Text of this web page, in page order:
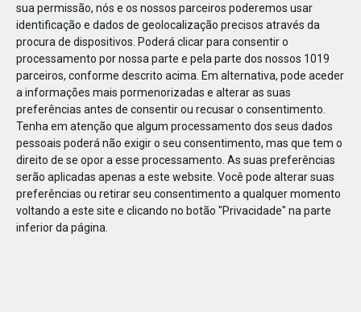
sua permissão, nós e os nossos parceiros poderemos usar
identificação e dados de geolocalização precisos através da
procura de dispositivos. Poderá clicar para consentir o
processamento por nossa parte e pela parte dos nossos 1019
parceiros, conforme descrito acima. Em alternativa, pode aceder
a informações mais pormenorizadas e alterar as suas
preferências antes de consentir ou recusar o consentimento.
Tenha em atenção que algum processamento dos seus dados
pessoais poderá não exigir o seu consentimento, mas que tem o
direito de se opor a esse processamento. As suas preferências
serão aplicadas apenas a este website. Você pode alterar suas
preferências ou retirar seu consentimento a qualquer momento
voltando a este site e clicando no botão "Privacidade" na parte
inferior da página.
1890241768585